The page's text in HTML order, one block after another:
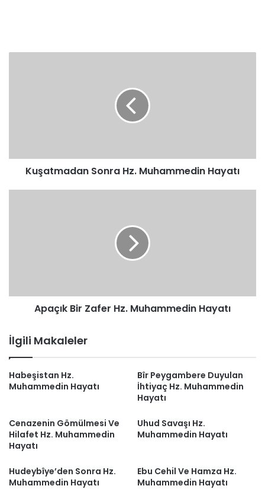
Kuşatmadan Sonra Hz. Muhammedin Hayatı
Apaçık Bir Zafer Hz. Muhammedin Hayatı
İlgili Makaleler
Habeşistan Hz.
Muhammedin Hayatı
Bîr Peygambere Duyulan
İhtiyaç Hz. Muhammedin
Hayatı
Cenazenin Gömülmesi Ve
Hilafet Hz. Muhammedin
Hayatı
Uhud Savaşı Hz.
Muhammedin Hayatı
Hudeybîye’den Sonra Hz.
Muhammedin Hayatı
Ebu Cehil Ve Hamza Hz.
Muhammedin Hayatı